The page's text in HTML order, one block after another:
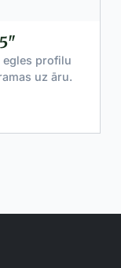
Premium
ziemeļu